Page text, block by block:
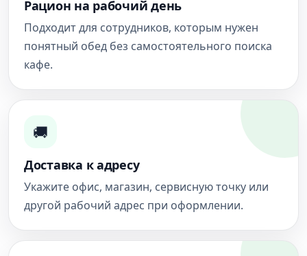
Рацион на рабочий день
Подходит для сотрудников, которым нужен
понятный обед без самостоятельного поиска
кафе.
🚚
Доставка к адресу
Укажите офис, магазин, сервисную точку или
другой рабочий адрес при оформлении.